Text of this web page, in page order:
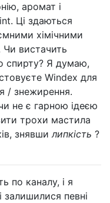
аромат і
Ці здаються
хімічними
вистачить
спирту? Я думаю,
Windex для
/ знежирення.
не є гарною ідеєю
трохи мастила
знявшилипкість ?
по каналу, і я
певні